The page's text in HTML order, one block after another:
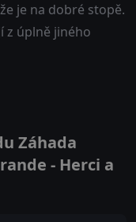
je na dobré stopě.
z úplně jiného
Záhada
- Herci a